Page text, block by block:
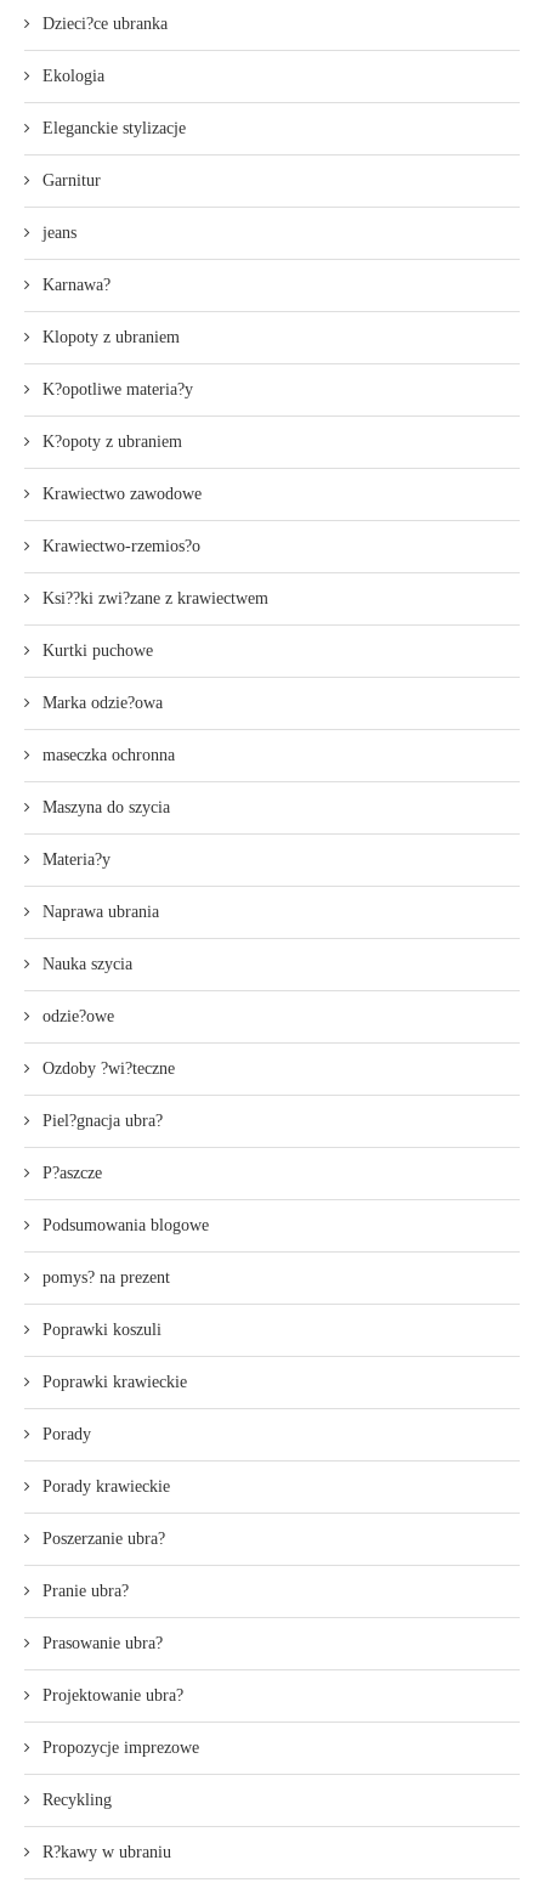
Dzieci?ce ubranka
Ekologia
Eleganckie stylizacje
Garnitur
jeans
Karnawa?
Klopoty z ubraniem
K?opotliwe materia?y
K?opoty z ubraniem
Krawiectwo zawodowe
Krawiectwo-rzemios?o
Ksi??ki zwi?zane z krawiectwem
Kurtki puchowe
Marka odzie?owa
maseczka ochronna
Maszyna do szycia
Materia?y
Naprawa ubrania
Nauka szycia
odzie?owe
Ozdoby ?wi?teczne
Piel?gnacja ubra?
P?aszcze
Podsumowania blogowe
pomys? na prezent
Poprawki koszuli
Poprawki krawieckie
Porady
Porady krawieckie
Poszerzanie ubra?
Pranie ubra?
Prasowanie ubra?
Projektowanie ubra?
Propozycje imprezowe
Recykling
R?kawy w ubraniu